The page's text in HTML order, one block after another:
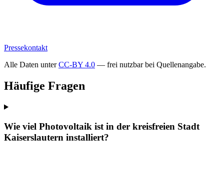
Pressekontakt
Alle Daten unterCC-BY 4.0 — frei nutzbar bei Quellenangabe.
Häufige Fragen
Wie viel Photovoltaik ist in der kreisfreien Stadt
Kaiserslautern installiert?